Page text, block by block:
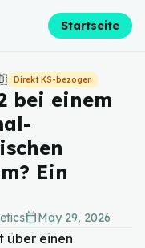
Startseite
Direkt KS-bezogen
bei einem
Ein
calendar_todayMay 29, 2026
über einen